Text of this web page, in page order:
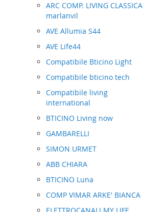
ARC COMP. LIVING CLASSICA
marlanvil
AVE Allumia S44
AVE Life44
Compatibile Bticino Light
Compatibile bticino tech
Compatibile living
international
BTICINO Living now
GAMBARELLI
SIMON URMET
ABB CHIARA
BTICINO Luna
COMP VIMAR ARKE' BIANCA